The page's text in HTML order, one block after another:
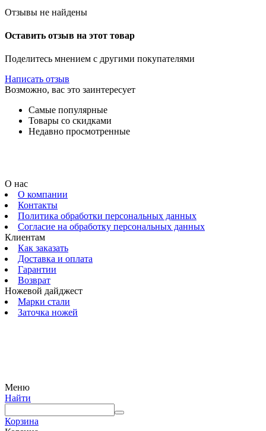
Отзывы не найдены
Оставить отзыв на этот товар
Поделитесь мнением с другими покупателями
Написать отзыв
Возможно, вас это заинтересует
Самые популярные
Товары со скидками
Недавно просмотренные
О нас
О компании
Контакты
Политика обработки персональных данных
Согласие на обработку персональных данных
Клиентам
Как заказать
Доставка и оплата
Гарантии
Возврат
Ножевой дайджест
Марки стали
Заточка ножей
Меню
Найти
Корзина